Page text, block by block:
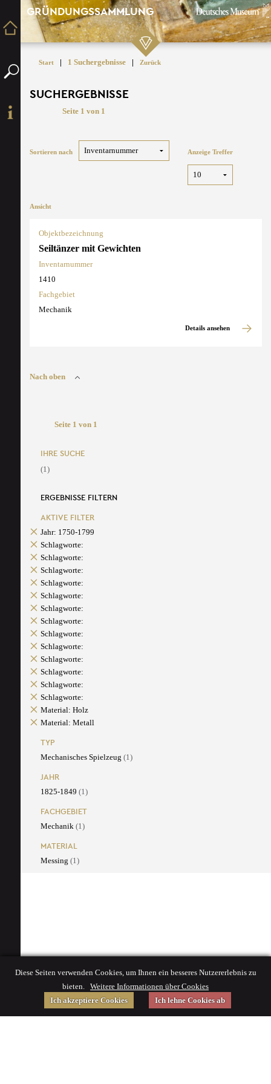
GRÜNDUNGSSAMMLUNG
Start | 1 Suchergebnisse | Zurück
SUCHERGEBNISSE
Seite 1 von 1
Sortieren nach Anzeige Treffer
Ansicht
Objektbezeichnung
Seiltänzer mit Gewichten
Inventarnummer
1410
Fachgebiet
Mechanik
Details ansehen
Nach oben
Seite 1 von 1
IHRE SUCHE
(1)
ERGEBNISSE FILTERN
AKTIVE FILTER
Jahr: 1750-1799
Schlagworte:
Schlagworte:
Schlagworte:
Schlagworte:
Schlagworte:
Schlagworte:
Schlagworte:
Schlagworte:
Schlagworte:
Schlagworte:
Schlagworte:
Schlagworte:
Schlagworte:
Material: Holz
Material: Metall
TYP
Mechanisches Spielzeug (1)
JAHR
1825-1849 (1)
FACHGEBIET
Mechanik (1)
MATERIAL
Messing (1)
Diese Seiten verwenden Cookies, um Ihnen ein besseres Nutzererlebnis zu
bieten. Weitere Informationen über Cookies
Ich akzeptiere Cookies
Ich lehne Cookies ab